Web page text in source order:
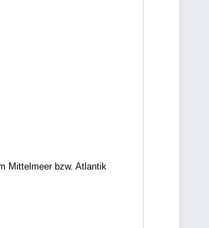
Mittelmeer bzw. Atlantik